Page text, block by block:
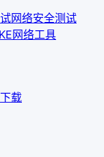
网络安全测试
网络工具
载